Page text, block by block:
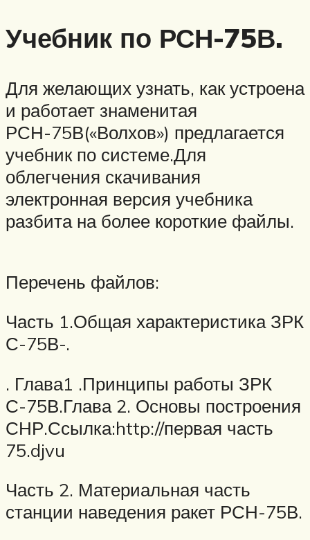
Учебник по РСН-75В.
Для желающих узнать, как устроена
и работает знаменитая
РСН-75В(«Волхов») предлагается
учебник по системе.Для
облегчения скачивания
электронная версия учебника
разбита на более короткие файлы.
Перечень файлов:
Часть 1.Общая характеристика ЗРК
С-75В-.
. Глава1 .Принципы работы ЗРК
С-75В.Глава 2. Основы построения
СНР.Ссылка:http://первая часть
75.djvu
Часть 2. Материальная часть
станции наведения ракет РСН-75В.